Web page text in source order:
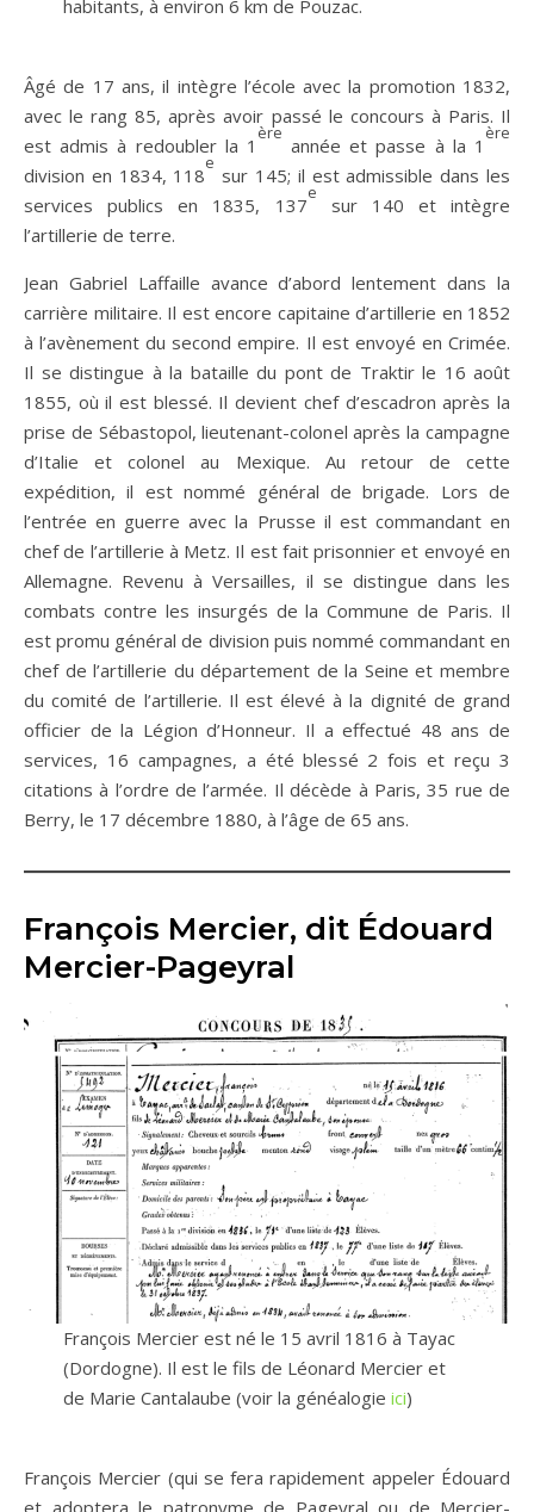
habitants, à environ 6 km de Pouzac.
Âgé de 17 ans, il intègre l’école avec la promotion 1832,
avec le rang 85, après avoir passé le concours à Paris. Il
est admis à redoubler la 1
ère
année et passe à la 1
ère
division en 1834, 118
e
sur 145; il est admissible dans les
services publics en 1835, 137
e
sur 140 et intègre
l’artillerie de terre.
Jean Gabriel Laffaille avance d’abord lentement dans la
carrière militaire. Il est encore capitaine d’artillerie en 1852
à l’avènement du second empire. Il est envoyé en Crimée.
Il se distingue à la bataille du pont de Traktir le 16 août
1855, où il est blessé. Il devient chef d’escadron après la
prise de Sébastopol, lieutenant-colonel après la campagne
d’Italie et colonel au Mexique. Au retour de cette
expédition, il est nommé général de brigade. Lors de
l’entrée en guerre avec la Prusse il est commandant en
chef de l’artillerie à Metz. Il est fait prisonnier et envoyé en
Allemagne. Revenu à Versailles, il se distingue dans les
combats contre les insurgés de la Commune de Paris. Il
est promu général de division puis nommé commandant en
chef de l’artillerie du département de la Seine et membre
du comité de l’artillerie. Il est élevé à la dignité de grand
officier de la Légion d’Honneur. Il a effectué 48 ans de
services, 16 campagnes, a été blessé 2 fois et reçu 3
citations à l’ordre de l’armée. Il décède à Paris, 35 rue de
Berry, le 17 décembre 1880, à l’âge de 65 ans.
François Mercier, dit Édouard
Mercier-Pageyral
François Mercier est né le 15 avril 1816 à Tayac
(Dordogne). Il est le fils de Léonard Mercier et
de Marie Cantalaube (voir la généalogie ici)
François Mercier (qui se fera rapidement appeler Édouard
et adoptera le patronyme de Pageyral ou de Mercier-